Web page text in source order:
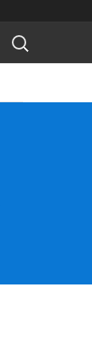
Søk
konkurranse: